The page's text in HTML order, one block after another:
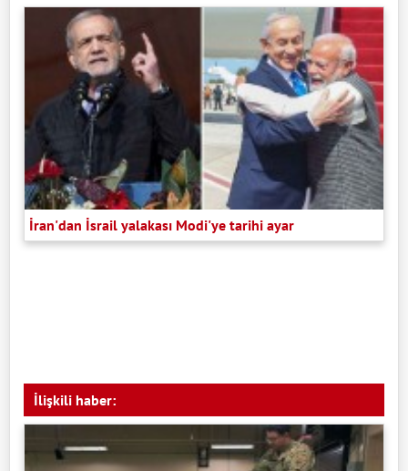
İran'dan İsrail yalakası Modi'ye tarihi ayar
İlişkili haber: